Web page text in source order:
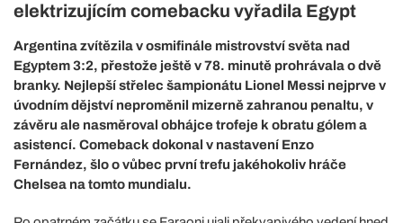
elektrizujícím comebacku vyřadila Egypt
Argentina zvítězila v osmifinále mistrovství světa nad
Egyptem 3:2, přestože ještě v 78. minutě prohrávala o dvě
branky. Nejlepší střelec šampionátu Lionel Messi nejprve v
úvodním dějství neproměnil mizerně zahranou penaltu, v
závěru ale nasměroval obhájce trofeje k obratu gólem a
asistencí. Comeback dokonal v nastavení Enzo
Fernández, šlo o vůbec první trefu jakéhokoliv hráče
Chelsea na tomto mundialu.